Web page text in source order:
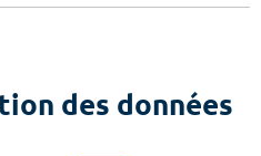
des données